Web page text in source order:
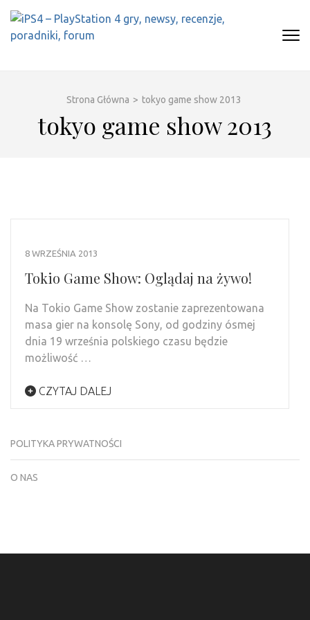
Skip
content
FORUMStrona Główna > tokyo game show 2013
tokyo game show 2013
8 WRZEŚNIA 2013
Tokio Game Show: Oglądaj na żywo!
Na Tokio Game Show zostanie zaprezentowana
masa gier na konsolę Sony, od godziny ósmej
dnia 19 września polskiego czasu będzie
możliwość …
CZYTAJ DALEJ
POLITYKA PRYWATNOŚCI
O NAS